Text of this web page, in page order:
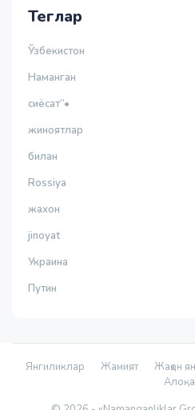
Теглар
Ўзбекистон
Наманган
сиёсат”•
жиноятлар
билан
Rossiya
жахон
jinoyat
Украина
Путин
Янгиликлар Жамият Жаҳон
Алоқа